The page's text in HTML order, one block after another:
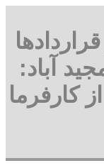
آباد:
کارفرما